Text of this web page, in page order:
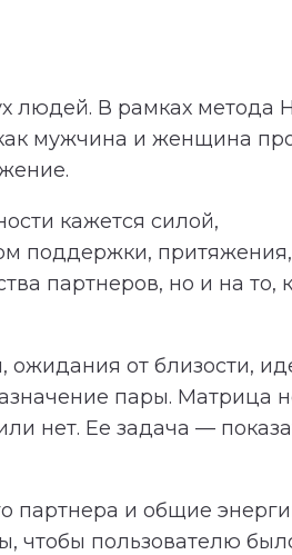
людей. В рамках метода
мужчина и женщина
кажется силой,
поддержки,
партнеров, но и на то,
ожидания от близости,
пары. Матрица
нет. Ее задача —
партнера и общие
чтобы пользователю